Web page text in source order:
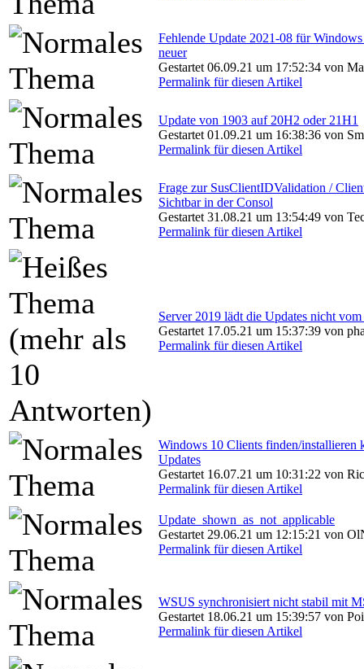
Fehlende Update 2021-08 für
neuer
Gestartet 06.09.21 um 17:52:34 von
Permalink für diesen Artikel
Update von 1903 auf 20H2 oder 21H1
Gestartet 01.09.21 um 16:38:36 von
Permalink für diesen Artikel
Frage zur SusClientIDValidation /
Sichtbar in der Consol
Gestartet 31.08.21 um 13:54:49 von
Permalink für diesen Artikel
Server 2019 lädt die Updates nicht
Gestartet 17.05.21 um 15:37:39 von
Permalink für diesen Artikel
Windows 10 Clients finden/installieren
Updates
Gestartet 16.07.21 um 10:31:22 von
Permalink für diesen Artikel
Update_shown_as_not_applicable
Gestartet 29.06.21 um 12:15:21 von
Permalink für diesen Artikel
WSUS synchronisiert nicht stabil mit
Gestartet 18.06.21 um 15:39:57 von
Permalink für diesen Artikel